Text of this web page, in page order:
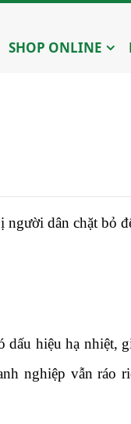
SHOP ONLINE
dân chặt bỏ
hiệu hạ nhiệt,
nghiệp vẫn ráo